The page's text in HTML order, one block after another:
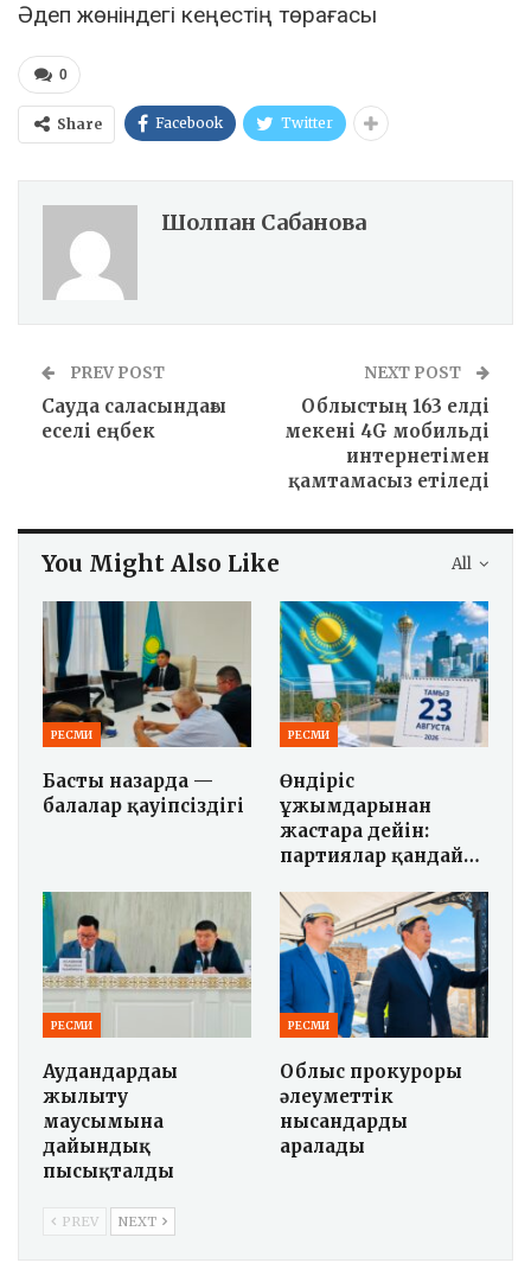
Әдеп жөніндегі кеңестің төрағасы
0
Share Facebook Twitter
Шолпан Сабанова
PREV POST
Сауда саласындағы
еселі еңбек
NEXT POST
Облыстың 163 елді
мекені 4G мобильді
интернетімен
қамтамасыз етіледі
All
You Might Also Like
РЕСМИ
Басты назарда —
балалар қауіпсіздігі
РЕСМИ
Өндіріс
ұжымдарынан
жастарға дейін:
партиялар қандай…
РЕСМИ
Аудандардағы
жылыту
маусымына
дайындық
пысықталды
РЕСМИ
Облыс прокуроры
әлеуметтік
нысандарды
аралады
PREV NEXT